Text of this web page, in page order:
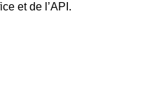
et de l’API .